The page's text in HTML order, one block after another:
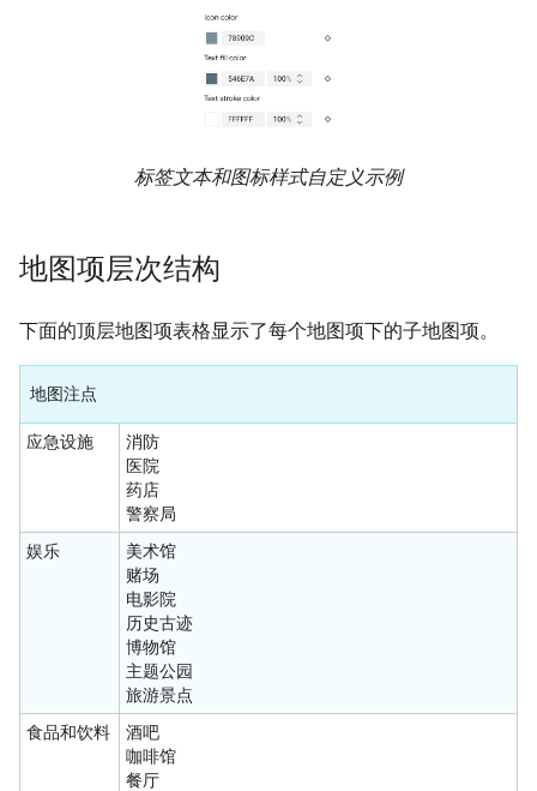
标签文本和图标样式自定义示例
地图项层次结构
下面的顶层地图项表格显示了每个地图项下的子地图项。
地图注点
应急设施
消防
医院
药店
警察局
娱乐
美术馆
赌场
电影院
历史古迹
博物馆
主题公园
旅游景点
食品和饮料
酒吧
咖啡馆
餐厅